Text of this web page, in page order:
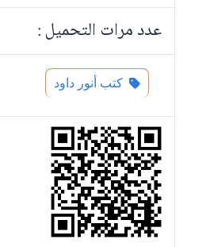
عدد مرات التحميل :
كتب أنور داود